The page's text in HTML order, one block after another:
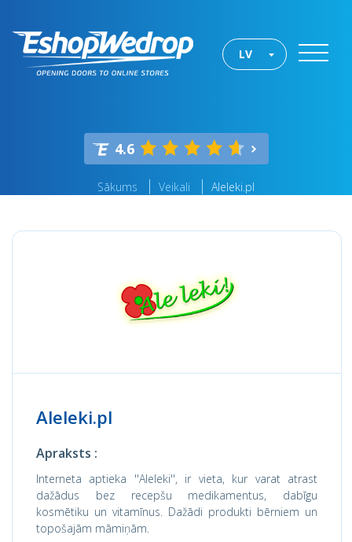
LV
4.6
Sākums Veikali Aleleki.pl
Aleleki.pl
Apraksts :
Interneta aptieka ''Aleleki'', ir vieta, kur varat atrast
dažādus bez recepšu medikamentus, dabīgu
kosmētiku un vitamīnus. Dažādi produkti bērniem un
topošajām māmiņām.